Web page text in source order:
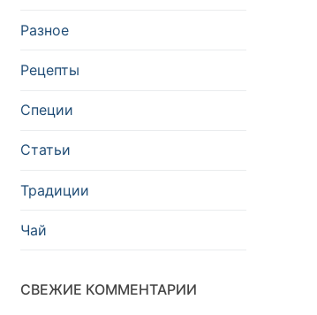
Разное
Рецепты
Специи
Статьи
Традиции
Чай
СВЕЖИЕ КОММЕНТАРИИ